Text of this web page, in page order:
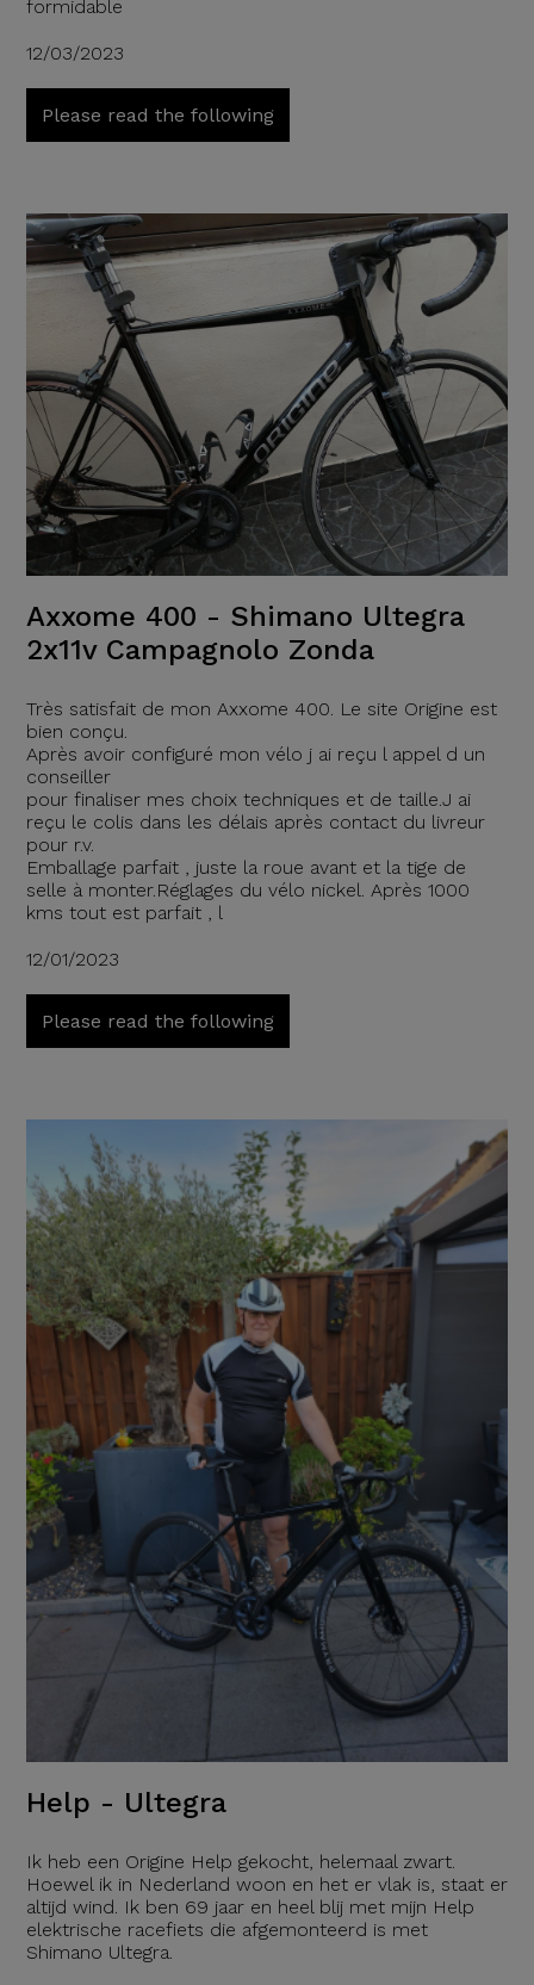
formidable
12/03/2023
Please read the following
Axxome 400 - Shimano Ultegra
2x11v Campagnolo Zonda
Très satisfait de mon Axxome 400. Le site Origine est
bien conçu.
Après avoir configuré mon vélo j ai reçu l appel d un
conseiller
pour finaliser mes choix techniques et de taille.J ai
reçu le colis dans les délais après contact du livreur
pour r.v.
Emballage parfait , juste la roue avant et la tige de
selle à monter.Réglages du vélo nickel. Après 1000
kms tout est parfait , l
12/01/2023
Please read the following
Help - Ultegra
Ik heb een Origine Help gekocht, helemaal zwart.
Hoewel ik in Nederland woon en het er vlak is, staat er
altijd wind. Ik ben 69 jaar en heel blij met mijn Help
elektrische racefiets die afgemonteerd is met
Shimano Ultegra.